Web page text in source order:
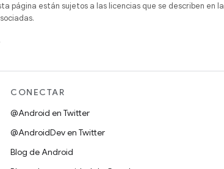
página están sujetos a las licencias que se describen en la
CONECTAR
@Android en Twitter
@AndroidDev en Twitter
Blog de Android